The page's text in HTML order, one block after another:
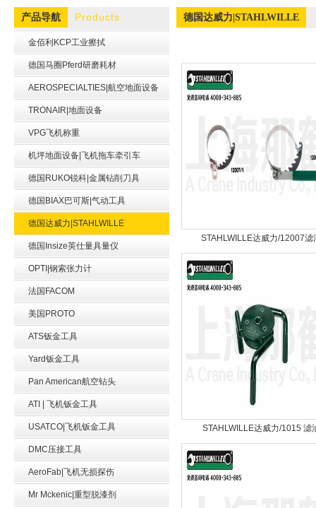
产品导航 Products
金佰利KCP工业擦拭
德国马圈Pferd研磨耗材
AEROSPECIALTIES|航空地面设备
TRONAIR|地面设备
VPG飞机称重
机坪地面设备|飞机拖车牵引车
德国RUKO锐科|金属钻削刀具
德国BIAX巴可斯|气动工具
德国达威力|STAHLWILLE
德国Insize英仕量具量仪
OPTI|钢索张力计
法国FACOM
美国PROTO
ATS钣金工具
Yard钣金工具
Pan American航空钻头
ATI | 飞机钣金工具
USATCO|飞机钣金工具
DMC压接工具
AeroFab|飞机无损探伤
Mr Mckenic|重型脱漆剂
德国达威力|STAHLWILLE
STAHLWILLE达威力/12007滤
STAHLWILLE达威力/1015 滤